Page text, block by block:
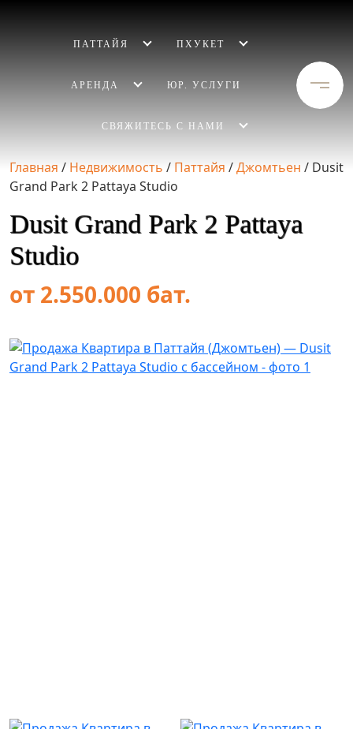
ПАТТАЙЯ ПХУКЕТ
АРЕНДА ЮР. УСЛУГИ
СВЯЖИТЕСЬ С НАМИ
Главная / Недвижимость / Паттайя /Джомтьен / Dusit
Grand Park 2 Pattaya Studio
Dusit Grand Park 2 Pattaya
Studio
от 2.550.000 бат.